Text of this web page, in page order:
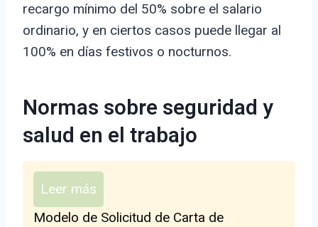
recargo mínimo del 50% sobre el salario
ordinario, y en ciertos casos puede llegar al
100% en días festivos o nocturnos.
Normas sobre seguridad y
salud en el trabajo
Leer más
Modelo de Solicitud de Carta de